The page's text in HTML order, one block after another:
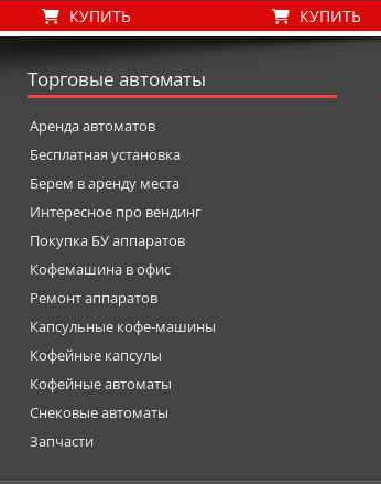
КУПИТЬ КУПИТЬ
Торговые автоматы
Аренда автоматов
Бесплатная установка
Берем в аренду места
Интересное про вендинг
Покупка БУ аппаратов
Кофемашина в офис
Ремонт аппаратов
Капсульные кофе-машины
Кофейные капсулы
Кофейные автоматы
Снековые автоматы
Запчасти